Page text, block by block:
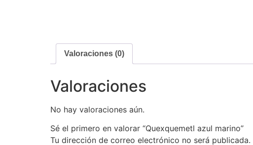
Valoraciones (0)
Valoraciones
No hay valoraciones aún.
Sé el primero en valorar “Quexquemetl azul marino”
Tu dirección de correo electrónico no será publicada.